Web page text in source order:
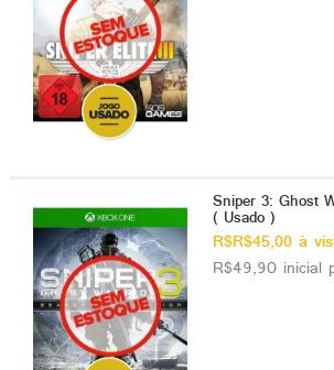
Sniper 3: Ghost
( Usado )
R$R$45,00 à
R$49,90 inicial